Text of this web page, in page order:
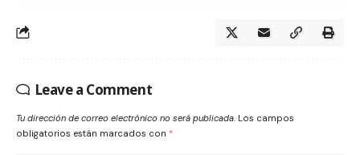
Leave a Comment
Tu dirección de correo electrónico no será publicada. Los campos
obligatorios están marcados con *